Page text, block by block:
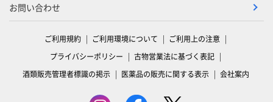
お問い合わせ
ご利用規約 ご利用環境について
ご利用上の注意
プライバシーポリシー
古物営業法に基づく表記
酒類販売管理者標識の掲示
医薬品の販売に関する表示 会社案内